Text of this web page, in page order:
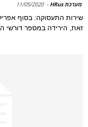
מערכת HRus -
11/05/2020
זאת, הירידה במספר דורשי